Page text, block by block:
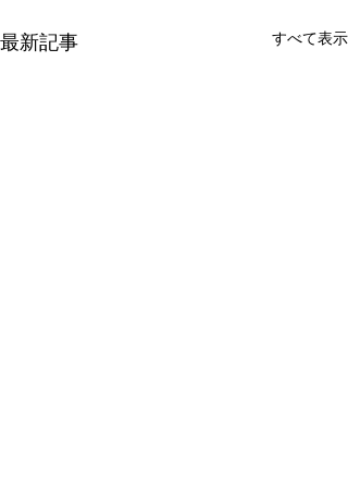
最新記事 すべて表示